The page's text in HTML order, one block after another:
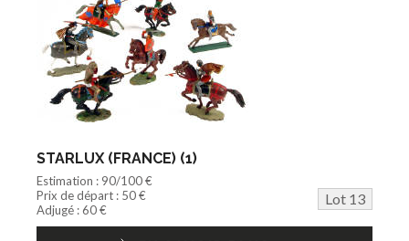
STARLUX (FRANCE) (1)
Estimation : 90/100 €
Prix de départ : 50 €
Lot 13
Adjugé : 60 €